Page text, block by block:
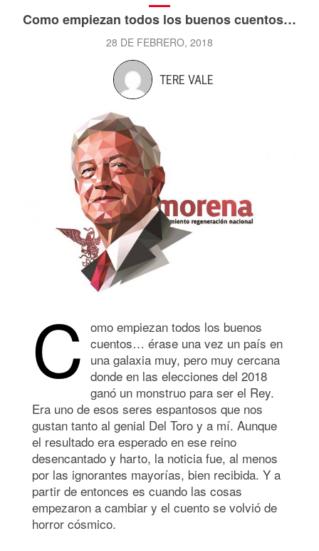
Como empiezan todos los buenos cuentos…
28 DE FEBRERO, 2018
TERE VALE
C omo empiezan todos los buenos
cuentos… érase una vez un país en
una galaxia muy, pero muy cercana
donde en las elecciones del 2018
ganó un monstruo para ser el Rey.
Era uno de esos seres espantosos que nos
gustan tanto al genial Del Toro y a mí. Aunque
el resultado era esperado en ese reino
desencantado y harto, la noticia fue, al menos
por las ignorantes mayorías, bien recibida. Y a
partir de entonces es cuando las cosas
empezaron a cambiar y el cuento se volvió de
horror cósmico.